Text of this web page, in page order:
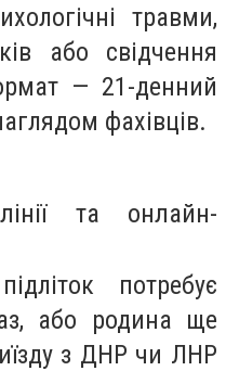
травми,
або свідчення
— 21-денний
фахівців.
та онлайн-
потребує
або родина ще
з ДНР чи ЛНР